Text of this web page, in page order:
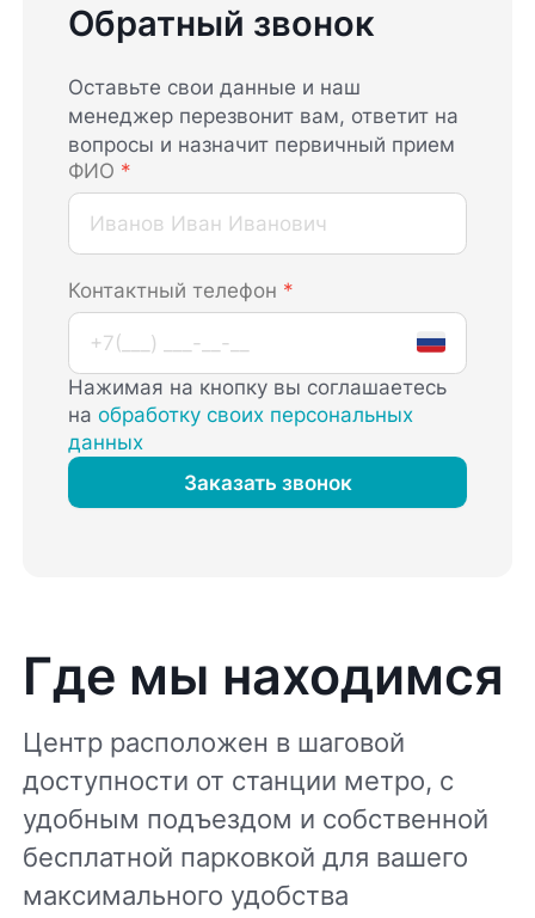
Обратный звонок
Оставьте свои данные и наш
менеджер перезвонит вам, ответит на
вопросы и назначит первичный прием
ФИО *
Контактный телефон *
Нажимая на кнопку вы соглашаетесь
наобработку своих персональных
данных
Заказать звонок
Где мы находимся
Центр расположен в шаговой
доступности от станции метро, с
удобным подъездом и собственной
бесплатной парковкой для вашего
максимального удобства